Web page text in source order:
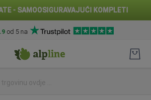
- SAMOOSIGURAVAJUĆI KOMPLETI
od 5 na